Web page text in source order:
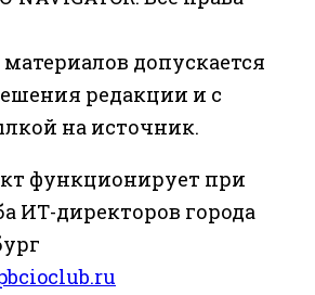
допускается
редакции и с
на источник.
функционирует при
ИТ-директоров города